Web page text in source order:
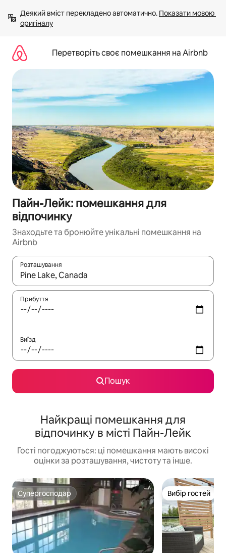
вмісту
Деякий вміст перекладено автоматично. Показати мовою
оригіналу
Перетворіть своє помешкання на Airbnb
Пайн-Лейк: помешкання для
відпочинку
Знаходьте та бронюйте унікальні помешкання на
Airbnb
Розташування
Отримавши результати пошуку, використовуйте для
Прибуття
Виїзд
Пошук
Найкращі помешкання для
відпочинку в місті Пайн-Лейк
Гості погоджуються: ці помешкання мають високі
оцінки за розташування, чистоту та інше.
Супергосподар
Супергосподар Вибір гостей
Вибір гостей